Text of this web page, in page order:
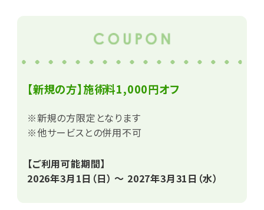
【新規の方】施術料1,000円オフ
※新規の方限定となります
※他サービスとの併用不可
【ご利用可能期間】
2026年3月1日（日） ～ 2027年3月31日（水）